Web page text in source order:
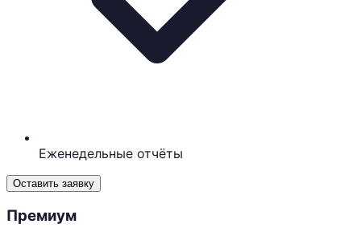
Еженедельные отчёты
Оставить заявку
Премиум